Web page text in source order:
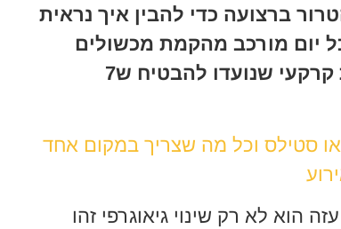
ברצועה כדי להבין איך נראית
יום מורכב מהקמת מכשולים
קרקעיים, חיסול מחבלים וטיהור תואי תת קרקעי שנועדו להבטיח ש7
סטילס וכל מה שצריך במקום אחד
הוא לא רק שינוי גיאוגרפי זהו